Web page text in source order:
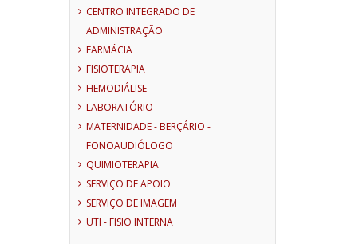
CENTRO INTEGRADO DE
ADMINISTRAÇÃO
FARMÁCIA
FISIOTERAPIA
HEMODIÁLISE
LABORATÓRIO
MATERNIDADE - BERÇÁRIO -
FONOAUDIÓLOGO
QUIMIOTERAPIA
SERVIÇO DE APOIO
SERVIÇO DE IMAGEM
UTI - FISIO INTERNA